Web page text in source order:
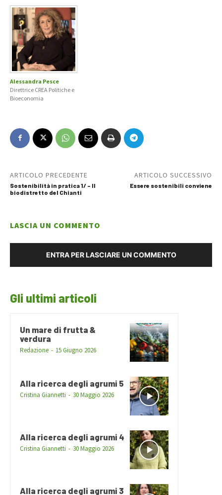
Alessandra Pesce
Direttrice CREA Politiche e
Bioeconomia
ARTICOLO PRECEDENTE
Sostenibilità in pratica 1/ – Il
biodistretto del Chianti
ARTICOLO SUCCESSIVO
Essere sostenibili conviene
LASCIA UN COMMENTO
ENTRA PER LASCIARE UN COMMENTO
Gli ultimi articoli
Un mare di frutta &
verdura
Redazione - 15 Giugno 2026
Alla ricerca degli agrumi 5
Cristina Giannetti - 30 Maggio 2026
Alla ricerca degli agrumi 4
Cristina Giannetti - 30 Maggio 2026
Alla ricerca degli agrumi 3